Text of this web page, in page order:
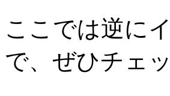
ここでは逆に
で、ぜひチェ